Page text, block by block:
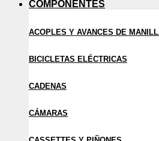
COMPONENTES
ACOPLES Y AVANCES DE
BICICLETAS ELÉCTRICAS
CADENAS
CÁMARAS